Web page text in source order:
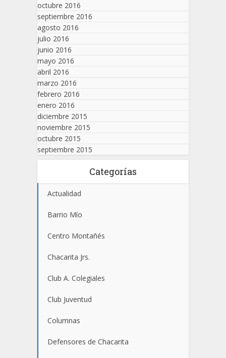
octubre 2016
septiembre 2016
agosto 2016
julio 2016
junio 2016
mayo 2016
abril 2016
marzo 2016
febrero 2016
enero 2016
diciembre 2015
noviembre 2015
octubre 2015
septiembre 2015
Categorías
Actualidad
Barrio Mío
Centro Montañés
Chacarita Jrs.
Club A. Colegiales
Club Juventud
Columnas
Defensores de Chacarita